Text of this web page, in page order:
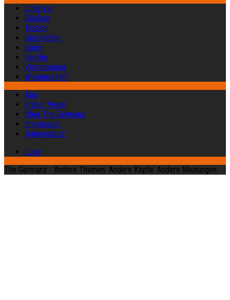
Lifestyle
Glauben
Medien
Geschichte
Sport
Familie
Verteidigung
Wissenschaft
Abo
Früher Vogel
Über The Germanz
Impressum
Datenschutz
Login
The Germanz - Andere Themen. Andere Köpfe. Andere Meinungen.